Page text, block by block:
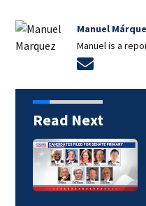
Manuel
Manuel is a
Read Next